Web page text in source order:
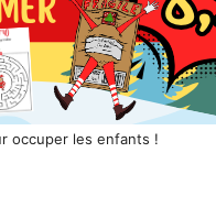
occuper les enfants !